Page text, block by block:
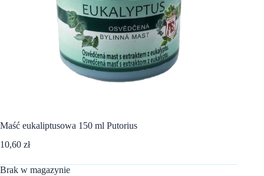
Maść eukaliptusowa 150 ml Putorius
10,60 zł
Brak w magazynie